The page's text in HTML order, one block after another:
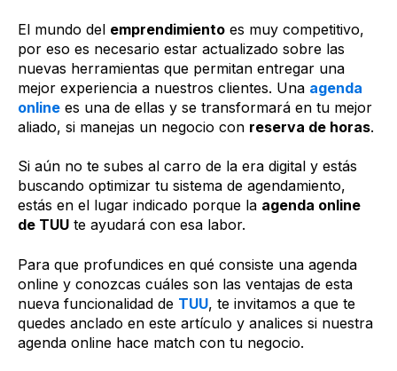
El mundo del emprendimiento es muy competitivo,
por eso es necesario estar actualizado sobre las
nuevas herramientas que permitan entregar una
mejor experiencia a nuestros clientes. Una agenda
online es una de ellas y se transformará en tu mejor
aliado, si manejas un negocio con reserva de horas.
Si aún no te subes al carro de la era digital y estás
buscando optimizar tu sistema de agendamiento,
estás en el lugar indicado porque la agenda online
de TUU te ayudará con esa labor.
Para que profundices en qué consiste una agenda
online y conozcas cuáles son las ventajas de esta
nueva funcionalidad de TUU, te invitamos a que te
quedes anclado en este artículo y analices si nuestra
agenda online hace match con tu negocio.